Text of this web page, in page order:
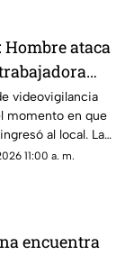
vistos por
mañana del 7 de
en la ciudad
Hombre ataca
tienda
videovigilancia
momento en que
al local. La
por su vida.
11:00 a. m.
encuentra